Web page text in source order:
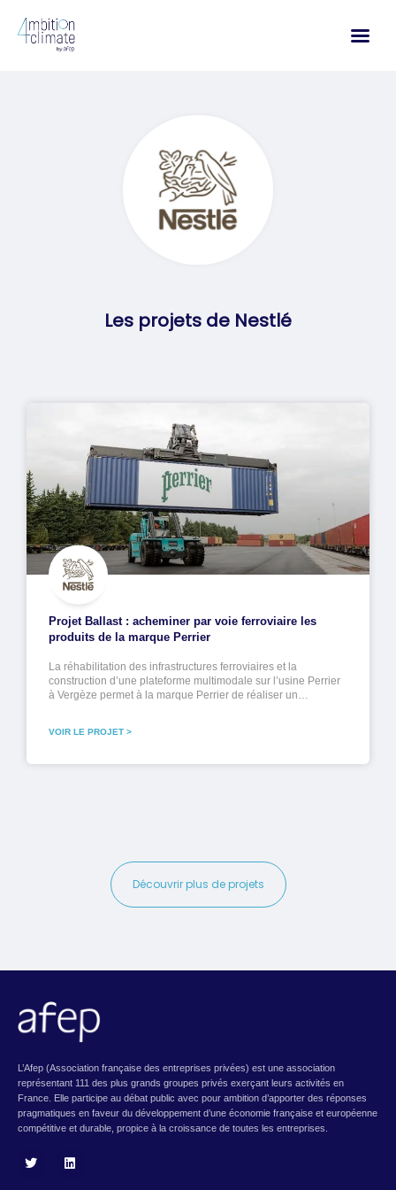
contenu
Les projets de Nestlé
Projet Ballast : acheminer par voie ferroviaire les
produits de la marque Perrier
La réhabilitation des infrastructures ferroviaires et la
construction d’une plateforme multimodale sur l’usine Perrier
à Vergèze permet à la marque Perrier de réaliser un…
VOIR LE PROJET >
Découvrir plus de projets
L’Afep (Association française des entreprises privées) est une association
représentant 111 des plus grands groupes privés exerçant leurs activités en
France. Elle participe au débat public avec pour ambition d’apporter des réponses
pragmatiques en faveur du développement d’une économie française et européenne
compétitive et durable, propice à la croissance de toutes les entreprises.